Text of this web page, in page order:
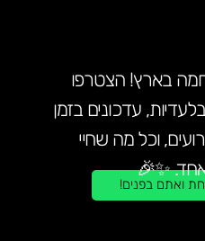
ואתם בפנים!
בארץ! הצטרפו
עדכונים בזמן
וכל מה שחיי
✨🎉